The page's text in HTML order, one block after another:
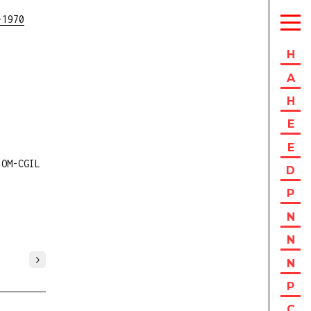
H
A
H
E
E
D
P
N
N
N
P
CGIL